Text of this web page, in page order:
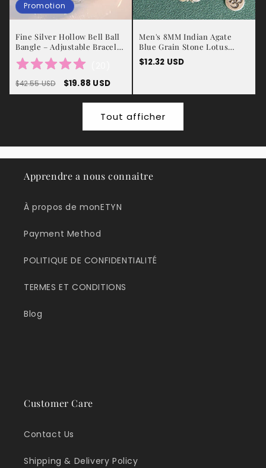
Promotion
Fine Silver Hollow Bell Ball
Bangle – Adjustable Bracelet
for Women
Prix
habituel
$42.55 USD
Prix
promotionnel
$19.88 USD
Men's 8MM Indian Agate
Blue Grain Stone Lotus
Letter Beaded Bracelet
Prix
$12.32 USD
Tout afficher
Apprendre a nous connaitre
À propos de monETYN
Payment Method
POLITIQUE DE CONFIDENTIALITÉ
TERMES ET CONDITIONS
Blog
Customer Care
Contact Us
Shipping & Delivery Policy